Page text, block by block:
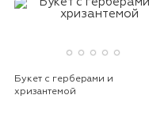
Букет с герберами и
хризантемой